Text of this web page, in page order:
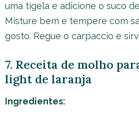
uma tigela e adicione o suco
Misture bem e tempere com
gosto. Regue o carpaccio e
7. Receita de molho
light de laranja
Ingredientes: